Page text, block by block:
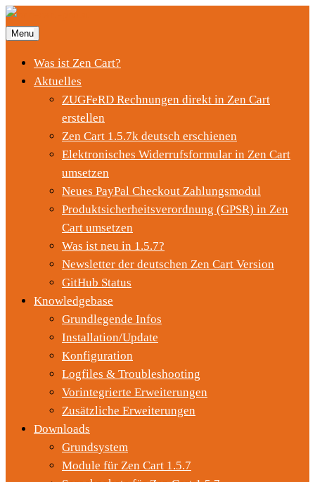
Menu
Was ist Zen Cart?
Aktuelles
ZUGFeRD Rechnungen direkt in Zen Cart
erstellen
Zen Cart 1.5.7k deutsch erschienen
Elektronisches Widerrufsformular in Zen Cart
umsetzen
Neues PayPal Checkout Zahlungsmodul
Produktsicherheitsverordnung (GPSR) in Zen
Cart umsetzen
Was ist neu in 1.5.7?
Newsletter der deutschen Zen Cart Version
GitHub Status
Knowledgebase
Grundlegende Infos
Installation/Update
Konfiguration
Logfiles & Troubleshooting
Vorintegrierte Erweiterungen
Zusätzliche Erweiterungen
Downloads
Grundsystem
Module für Zen Cart 1.5.7